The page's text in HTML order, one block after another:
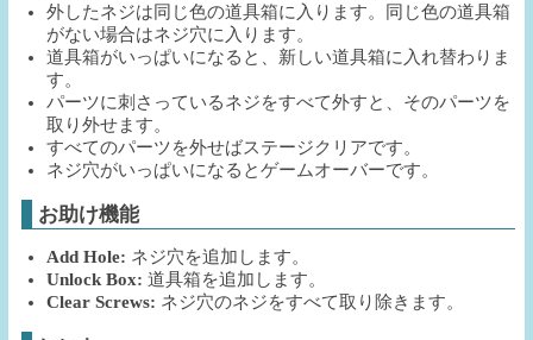
外したネジは同じ色の道具箱に入ります。同じ色の道具箱
がない場合はネジ穴に入ります。
道具箱がいっぱいになると、新しい道具箱に入れ替わりま
す。
パーツに刺さっているネジをすべて外すと、そのパーツを
取り外せます。
すべてのパーツを外せばステージクリアです。
ネジ穴がいっぱいになるとゲームオーバーです。
お助け機能
Add Hole: ネジ穴を追加します。
Unlock Box: 道具箱を追加します。
Clear Screws: ネジ穴のネジをすべて取り除きます。